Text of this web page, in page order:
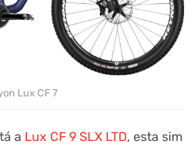
Lux CF 7
a Lux CF 9 SLX LTD, esta sim